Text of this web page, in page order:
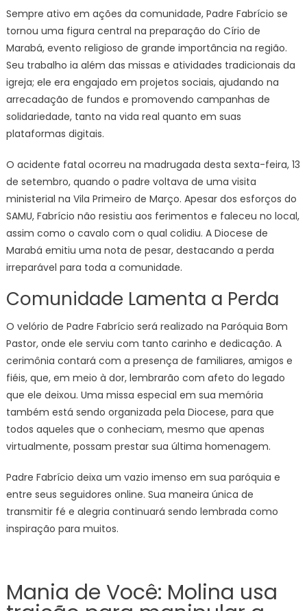
Sempre ativo em ações da comunidade, Padre Fabrício se
tornou uma figura central na preparação do Círio de
Marabá, evento religioso de grande importância na região.
Seu trabalho ia além das missas e atividades tradicionais da
igreja; ele era engajado em projetos sociais, ajudando na
arrecadação de fundos e promovendo campanhas de
solidariedade, tanto na vida real quanto em suas
plataformas digitais.
O acidente fatal ocorreu na madrugada desta sexta-feira, 13
de setembro, quando o padre voltava de uma visita
ministerial na Vila Primeiro de Março. Apesar dos esforços do
SAMU, Fabrício não resistiu aos ferimentos e faleceu no local,
assim como o cavalo com o qual colidiu. A Diocese de
Marabá emitiu uma nota de pesar, destacando a perda
irreparável para toda a comunidade.
Comunidade Lamenta a Perda
O velório de Padre Fabrício será realizado na Paróquia Bom
Pastor, onde ele serviu com tanto carinho e dedicação. A
cerimônia contará com a presença de familiares, amigos e
fiéis, que, em meio à dor, lembrarão com afeto do legado
que ele deixou. Uma missa especial em sua memória
também está sendo organizada pela Diocese, para que
todos aqueles que o conheciam, mesmo que apenas
virtualmente, possam prestar sua última homenagem.
Padre Fabrício deixa um vazio imenso em sua paróquia e
entre seus seguidores online. Sua maneira única de
transmitir fé e alegria continuará sendo lembrada como
inspiração para muitos.
Mania de Você: Molina usa